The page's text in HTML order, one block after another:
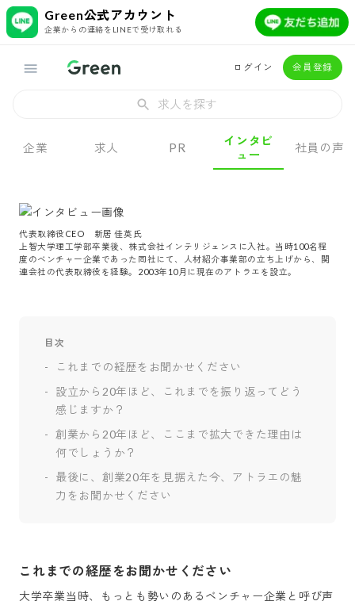
Green公式アカウント
企業からの連絡をLINEで受け取れる
ログイン 会員登録
求人を探す
企業 求人 PR
インタビ
ュー
社員の声
代表取締役CEO　新居 佳英氏
上智大学理工学部卒業後、株式会社インテリジェンスに入社。当時100名程
度のベンチャー企業であった同社にて、人材紹介事業部の立ち上げから、関
連会社の代表取締役を経験。2003年10月に現在のアトラエを設立。
目次
これまでの経歴をお聞かせください
設立から20年ほど、これまでを振り返ってどう
感じますか？
創業から20年ほど、ここまで拡大できた理由は
何でしょうか？
最後に、創業20年を見据えた今、アトラエの魅
力をお聞かせください
これまでの経歴をお聞かせください
大学卒業当時、もっとも勢いのあるベンチャー企業と呼び声